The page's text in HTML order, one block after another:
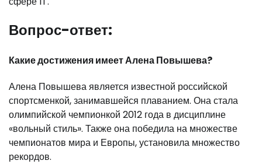
Вопрос-ответ:
Какие достижения имеет Алена Повышева?
Алена Повышева является известной российской
спортсменкой, занимавшейся плаванием. Она стала
олимпийской чемпионкой 2012 года в дисциплине
«вольный стиль». Также она победила на множестве
чемпионатов мира и Европы, установила множество
рекордов.